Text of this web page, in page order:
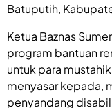
Batuputih,
Ketua Baznas
program bantuan
untuk para
menyasar kepada,
penyandang